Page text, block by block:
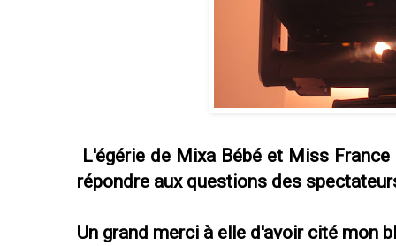
L'égérie de Mixa Bébé et Miss
répondre aux questions des
Un grand merci à elle d'avoir cité mon